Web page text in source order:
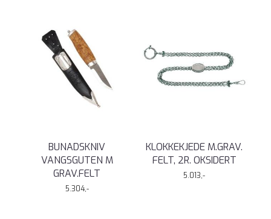
BUNADSKNIV
VANGSGUTEN M
GRAV.FELT
5.304,-
KLOKKEKJEDE M.GRAV.
FELT, 2R. OKSIDERT
5.013,-